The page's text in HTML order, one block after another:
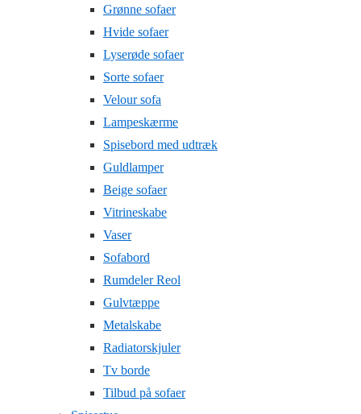
Grønne sofaer
Hvide sofaer
Lyserøde sofaer
Sorte sofaer
Velour sofa
Lampeskærme
Spisebord med udtræk
Guldlamper
Beige sofaer
Vitrineskabe
Vaser
Sofabord
Rumdeler Reol
Gulvtæppe
Metalskabe
Radiatorskjuler
Tv borde
Tilbud på sofaer